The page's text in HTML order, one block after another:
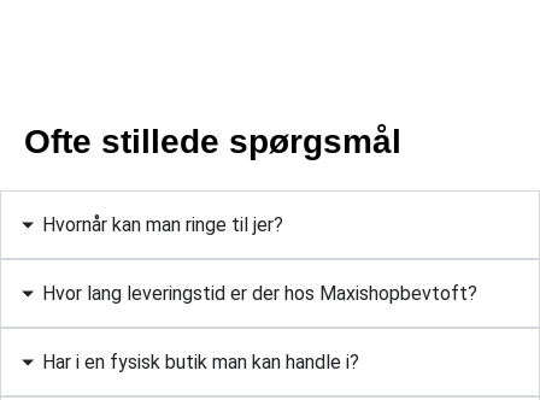
Ofte stillede spørgsmål
Hvornår kan man ringe til jer?
Hvor lang leveringstid er der hos Maxishopbevtoft?
Har i en fysisk butik man kan handle i?